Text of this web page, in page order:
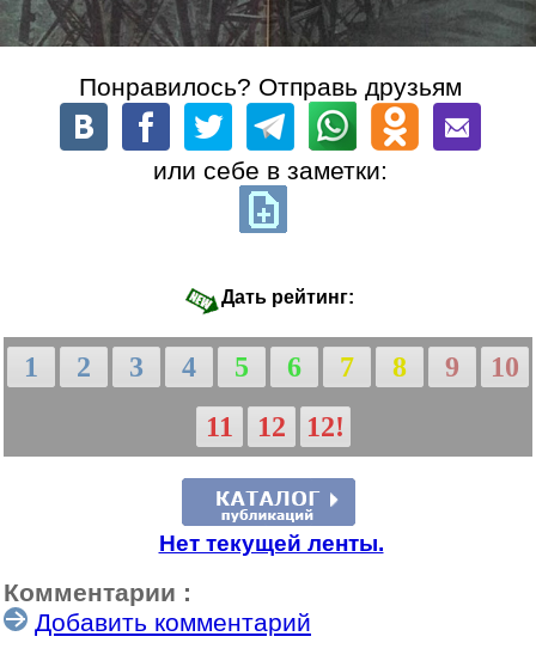
Понравилось? Отправь друзьям
или себе в заметки:
Дать рейтинг:
1 2 3 4 5 6 7 8 9
10
11
12 12!
Нет текущей ленты.
Комментарии :
Добавить комментарий